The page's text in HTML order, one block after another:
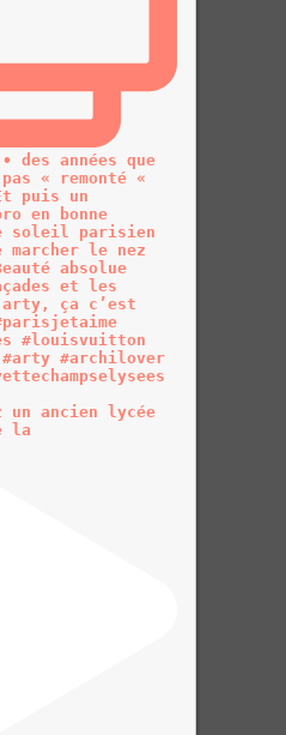
un ancien lycée
la